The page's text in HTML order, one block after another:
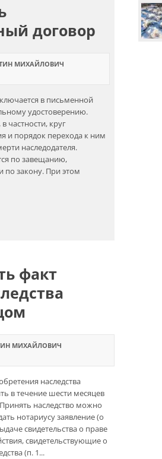
договор
МИХАЙЛОВИЧ
в письменной
удостоверению.
частности, круг
и порядок перехода к ним
наследодателя.
по завещанию,
по закону. При этом
факт
МИХАЙЛОВИЧ
наследства
в течение шести месяцев
наследство можно
нотариусу заявление (о
свидетельства о праве
свидетельствующие о
(п. 1...